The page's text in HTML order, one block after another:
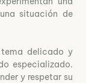
situación de
delicado y
especializado.
y respetar su